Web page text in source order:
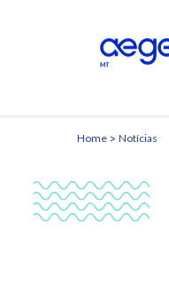
Home Notícias